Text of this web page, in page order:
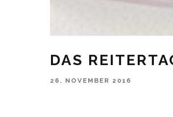
DAS
26. NOVEMBER 2016